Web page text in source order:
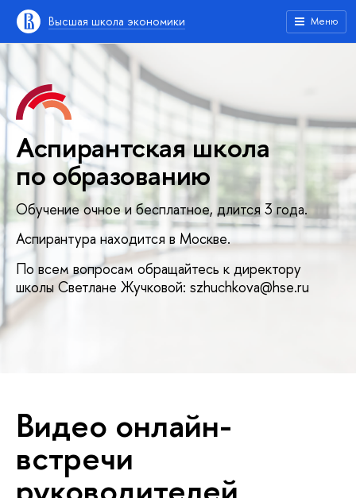
Высшая школа экономики Меню
Аспирантская школа
по образованию
Обучение очное и бесплатное, длится 3 года.
Аспирантура находится в Москве.
По всем вопросам обращайтесь к директору
школы Светлане Жучковой: szhuchkova@hse.ru
Видео онлайн-
встречи